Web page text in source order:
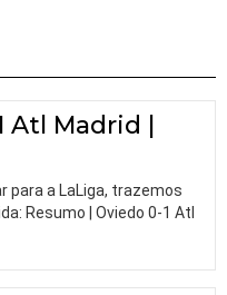
Madrid |
para a LaLiga, trazemos
Resumo | Oviedo 0-1 Atl